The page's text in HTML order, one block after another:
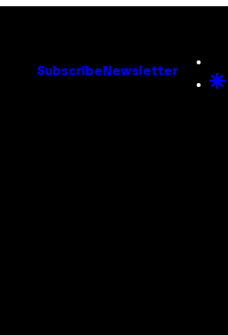
Subscribe Newsletter